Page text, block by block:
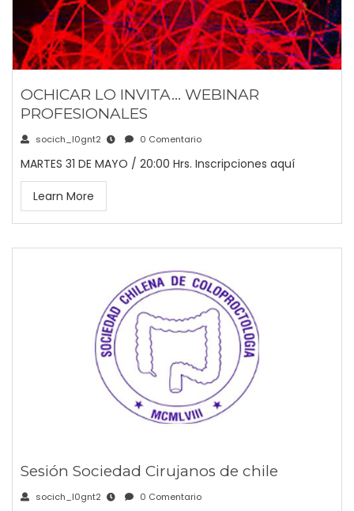
OCHICAR LO INVITA… WEBINAR
PROFESIONALES
socich_l0gnt2 0 Comentario
MARTES 31 DE MAYO / 20:00 Hrs. Inscripciones aquí
Learn More
Sesión Sociedad Cirujanos de chile
socich_l0gnt2 0 Comentario